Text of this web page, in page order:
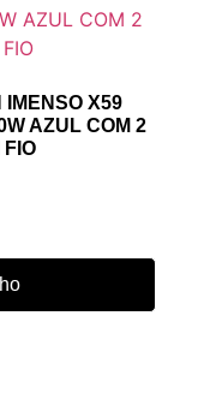
IMENSO X59
AZUL COM 2
FIO